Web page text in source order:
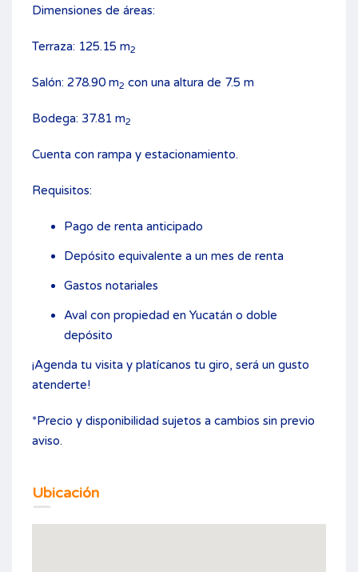
Dimensiones de áreas:
Terraza: 125.15 m2
Salón: 278.90 m2 con una altura de 7.5 m
Bodega: 37.81 m2
Cuenta con rampa y estacionamiento.
Requisitos:
Pago de renta anticipado
Depósito equivalente a un mes de renta
Gastos notariales
Aval con propiedad en Yucatán o doble
depósito
¡Agenda tu visita y platícanos tu giro, será un gusto
atenderte!
*Precio y disponibilidad sujetos a cambios sin previo
aviso.
Ubicación